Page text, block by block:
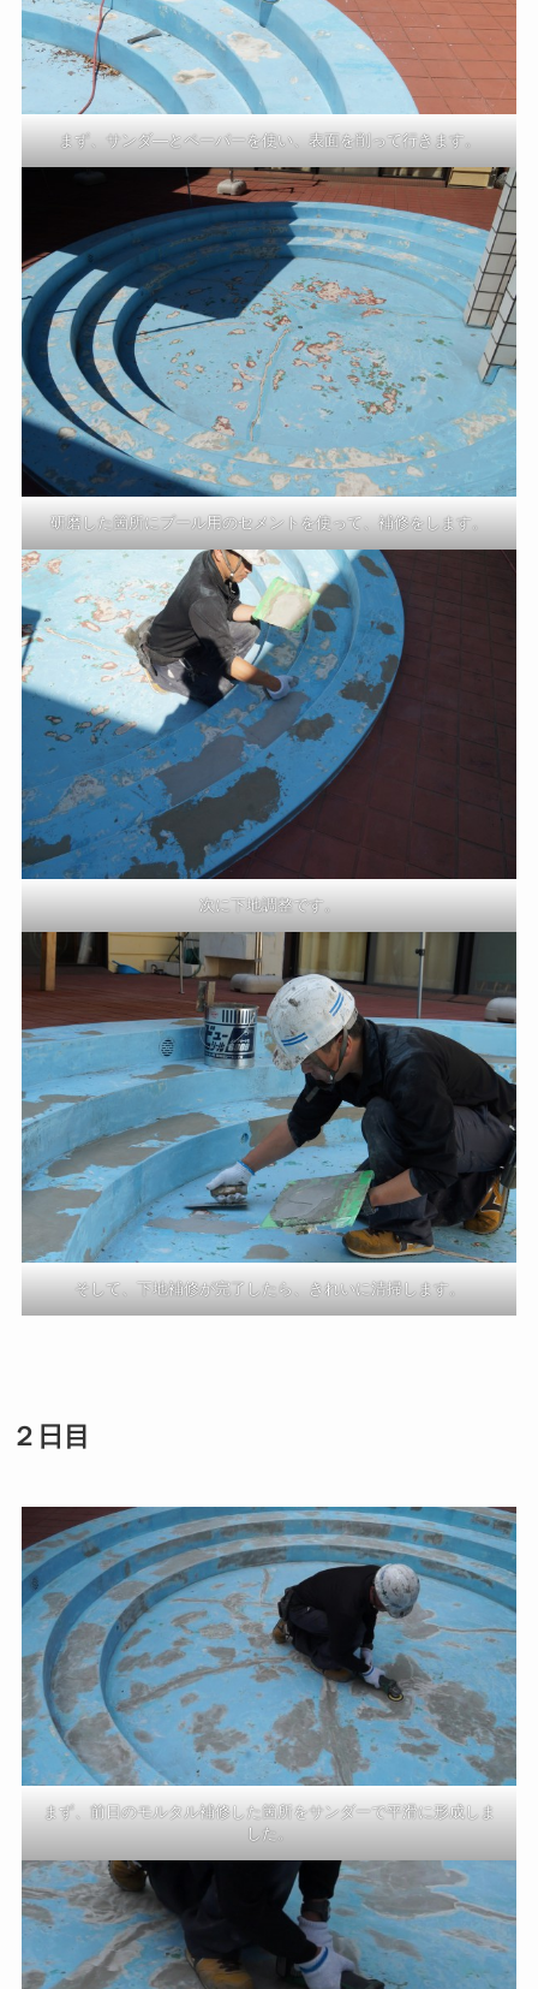
まず、サンダ―とペーパーを使い、表面を削って行きます。
研磨した箇所にプール用のセメントを使って、補修をします。
次に下地調整です。
そして、下地補修が完了したら、きれいに清掃します。
２日目
まず、前日のモルタル補修した箇所をサンダーで平滑に形成しま
した。